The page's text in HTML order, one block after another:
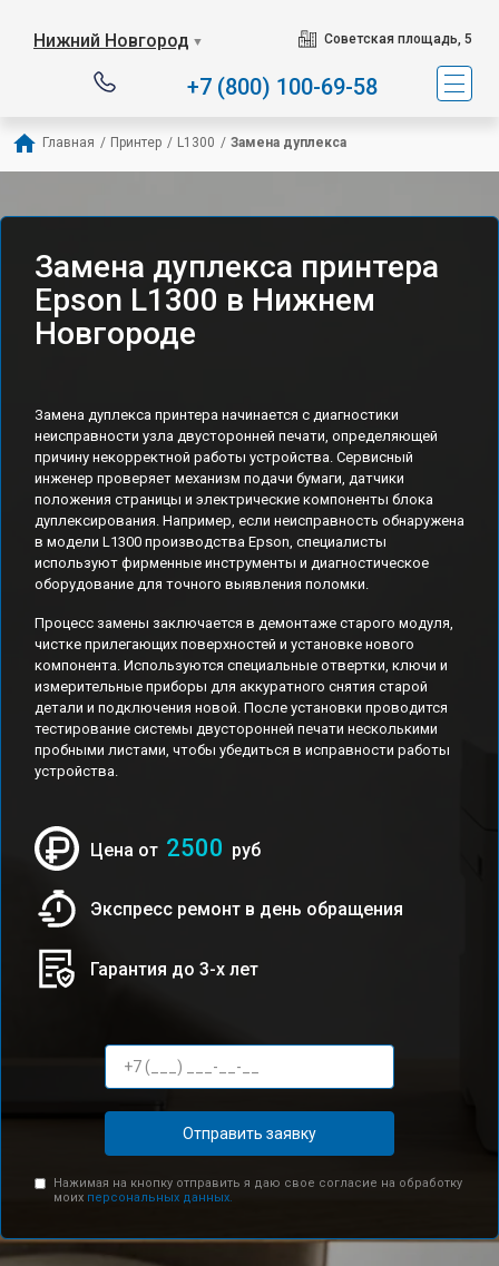
Нижний Новгород ▼ Советская площадь, 5
+7 (800) 100-69-58
Главная / Принтер / L1300 / Замена дуплекса
Замена дуплекса принтера
Epson L1300 в Нижнем
Новгороде
Замена дуплекса принтера начинается с диагностики
неисправности узла двусторонней печати, определяющей
причину некорректной работы устройства. Сервисный
инженер проверяет механизм подачи бумаги, датчики
положения страницы и электрические компоненты блока
дуплексирования. Например, если неисправность обнаружена
в модели L1300 производства Epson, специалисты
используют фирменные инструменты и диагностическое
оборудование для точного выявления поломки.
Процесс замены заключается в демонтаже старого модуля,
чистке прилегающих поверхностей и установке нового
компонента. Используются специальные отвертки, ключи и
измерительные приборы для аккуратного снятия старой
детали и подключения новой. После установки проводится
тестирование системы двусторонней печати несколькими
пробными листами, чтобы убедиться в исправности работы
устройства.
Цена от 2500 руб
Экспресс ремонт в день обращения
Гарантия до 3-х лет
Отправить заявку
Нажимая на кнопку отправить я даю свое согласие на обработку
моих персональных данных.